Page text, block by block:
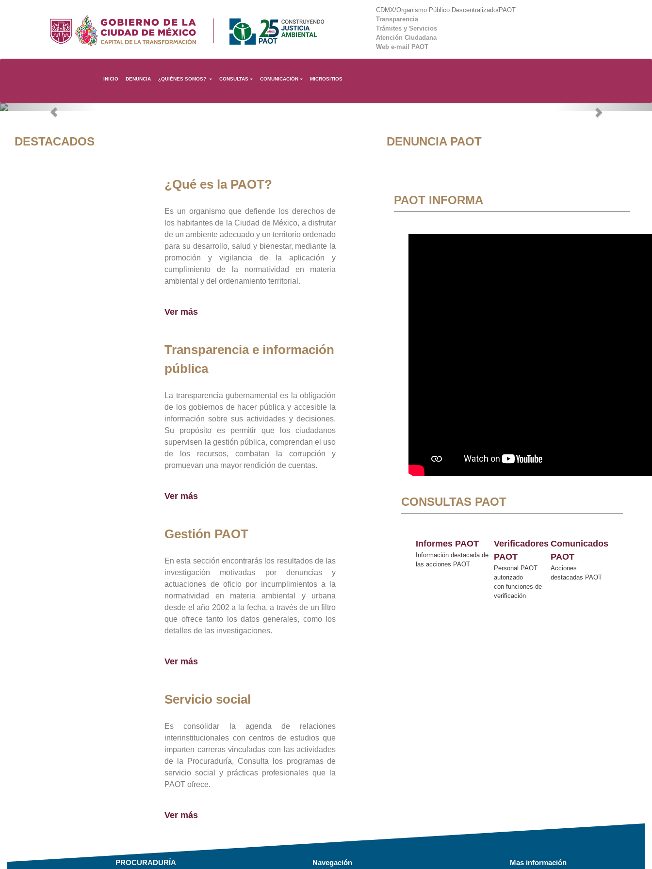
CDMX/Organismo Público Descentralizado/PAOT
Transparencia
Trámites y Servicios
Atención Ciudadana
Web e-mail PAOT
INICIO DENUNCIA ¿QUIÉNES SOMOS? CONSULTAS COMUNICACIÓN MICROSITIOS
Previous Next
DESTACADOS
¿Qué es la PAOT?
Es un organismo que defiende los derechos de
los habitantes de la Ciudad de México, a disfrutar
de un ambiente adecuado y un territorio ordenado
para su desarrollo, salud y bienestar, mediante la
promoción y vigilancia de la aplicación y
cumplimiento de la normatividad en materia
ambiental y del ordenamiento territorial.
Ver más
Transparencia e información
pública
La transparencia gubernamental es la obligación
de los gobiernos de hacer pública y accesible la
información sobre sus actividades y decisiones.
Su propósito es permitir que los ciudadanos
supervisen la gestión pública, comprendan el uso
de los recursos, combatan la corrupción y
promuevan una mayor rendición de cuentas.
Ver más
Gestión PAOT
En esta sección encontrarás los resultados de las
investigación motivadas por denuncias y
actuaciones de oficio por incumplimientos a la
normatividad en materia ambiental y urbana
desde el año 2002 a la fecha, a través de un filtro
que ofrece tanto los datos generales, como los
detalles de las investigaciones.
Ver más
Servicio social
Es consolidar la agenda de relaciones
interinstitucionales con centros de estudios que
imparten carreras vinculadas con las actividades
de la Procuraduría, Consulta los programas de
servicio social y prácticas profesionales que la
PAOT ofrece.
Ver más
DENUNCIA PAOT
PAOT INFORMA
CONSULTAS PAOT
Informes PAOT
Información destacada de
las acciones PAOT
Verificadores
PAOT
Personal PAOT
autorizado
con funciones de
verificación
Comunicados
PAOT
Acciones
destacadas PAOT
PROCURADURÍA Navegación Mas información